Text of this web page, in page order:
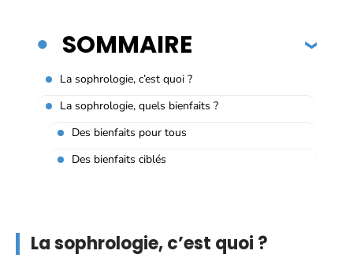
SOMMAIRE
La sophrologie, c’est quoi ?
La sophrologie, quels bienfaits ?
Des bienfaits pour tous
Des bienfaits ciblés
La sophrologie, c’est quoi ?